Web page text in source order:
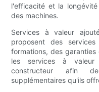
l'efficacité et la
des machines.
Services à valeur
proposent des
formations, des
les services à valeur
constructeur afin
supplémentaires qu'ils